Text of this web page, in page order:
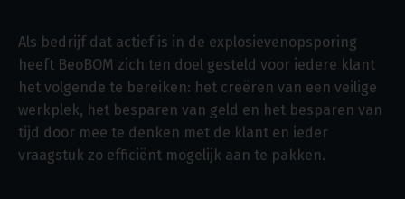
Als bedrijf dat actief is in de explosievenopsporing
heeft BeoBOM zich ten doel gesteld voor iedere klant
het volgende te bereiken: het creëren van een veilige
werkplek, het besparen van geld en het besparen van
tijd door mee te denken met de klant en ieder
vraagstuk zo efficiënt mogelijk aan te pakken.